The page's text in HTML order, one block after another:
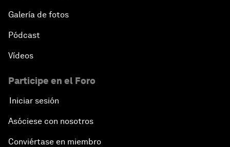
Galería de fotos
Pódcast
Vídeos
Participe en el Foro
Iniciar sesión
Asóciese con nosotros
Conviértase en miembro